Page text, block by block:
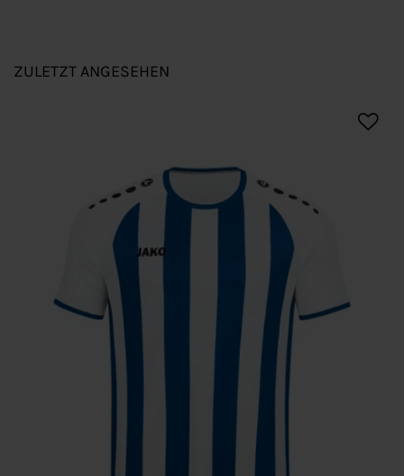
ZULETZT ANGESEHEN